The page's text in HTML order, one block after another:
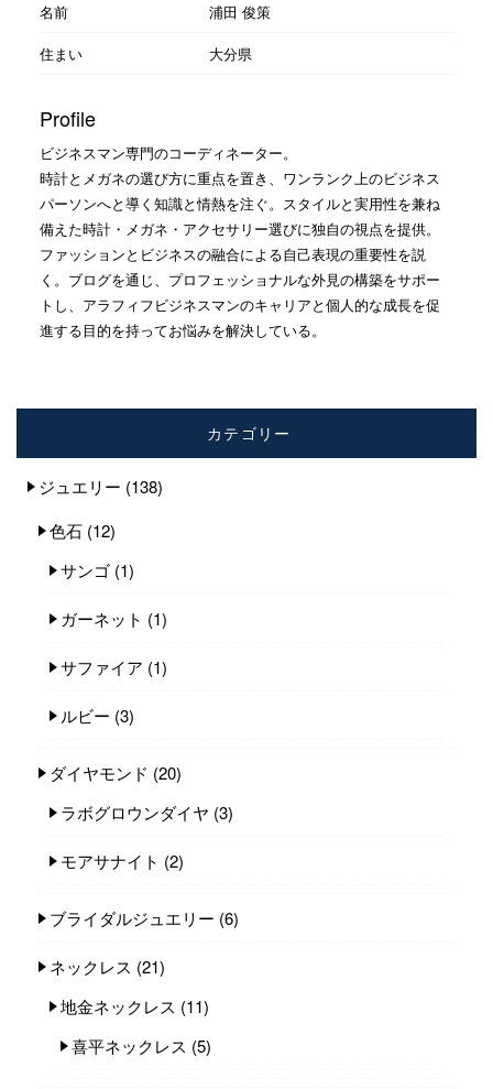
名前
浦田 俊策
住まい
大分県
Profile
ビジネスマン専門のコーディネーター。
時計とメガネの選び方に重点を置き、ワンランク上のビジネス
パーソンへと導く知識と情熱を注ぐ。スタイルと実用性を兼ね
備えた時計・メガネ・アクセサリー選びに独自の視点を提供。
ファッションとビジネスの融合による自己表現の重要性を説
く。ブログを通じ、プロフェッショナルな外見の構築をサポー
トし、アラフィフビジネスマンのキャリアと個人的な成長を促
進する目的を持ってお悩みを解決している。
カテゴリー
ジュエリー (138)
色石 (12)
サンゴ (1)
ガーネット (1)
サファイア (1)
ルビー (3)
ダイヤモンド (20)
ラボグロウンダイヤ (3)
モアサナイト (2)
ブライダルジュエリー (6)
ネックレス (21)
地金ネックレス (11)
喜平ネックレス (5)